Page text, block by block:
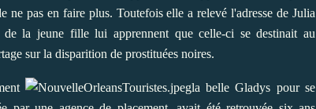
pas en faire plus. Toutefois elle a relevé l'adresse de Julia
la jeune fille lui apprennent que celle-ci se destinait au
sur la disparition de prostituées noires.
la belle Gladys pour se